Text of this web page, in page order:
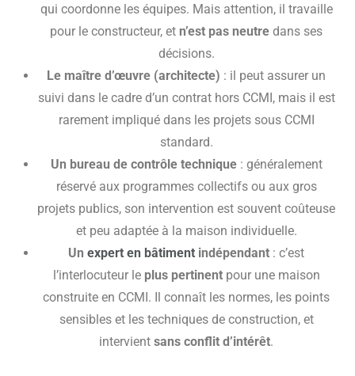
qui coordonne les équipes. Mais attention, il travaille
pour le constructeur, et n’est pas neutre dans ses
décisions.
Le maître d’œuvre (architecte) : il peut assurer un
suivi dans le cadre d’un contrat hors CCMI, mais il est
rarement impliqué dans les projets sous CCMI
standard.
Un bureau de contrôle technique: généralement
réservé aux programmes collectifs ou aux gros
projets publics, son intervention est souvent coûteuse
et peu adaptée à la maison individuelle.
Un expert en bâtiment indépendant : c’est
l’interlocuteur le plus pertinentpour une maison
construite en CCMI. Il connaît les normes, les points
sensibles et les techniques de construction, et
intervient sans conflit d’intérêt.